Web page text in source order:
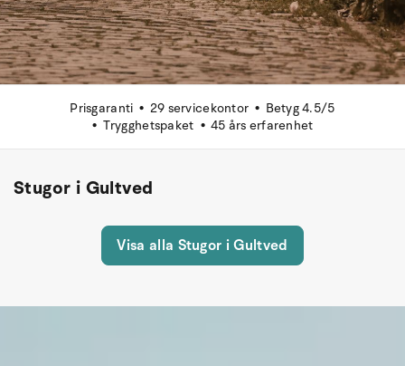
Prisgaranti 29 servicekontor
Betyg 4.5/5
Trygghetspaket
45 års erfarenhet
Stugor i Gultved
Visa alla Stugor i Gultved